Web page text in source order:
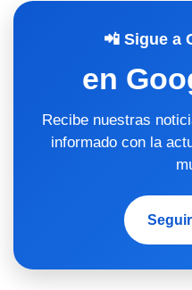
📲 Sigue a
en
Recibe nuestras
informado con la